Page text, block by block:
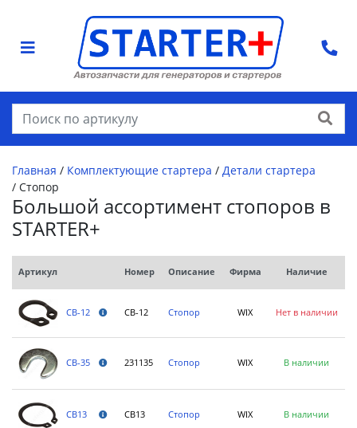
Найти
Главная / Комплектующие стартера / Детали стартера
/ Стопор
Большой ассортимент стопоров в
STARTER+
Артикул Номер Описание Фирма Наличие
CB-12 CB-12 Стопор WIX Нет в наличии
CB-35 231135 Стопор WIX В наличии
CB13 CB13 Стопор WIX В наличии